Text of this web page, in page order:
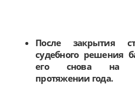
После закрытия
судебного решения
его снова на
протяжении года.